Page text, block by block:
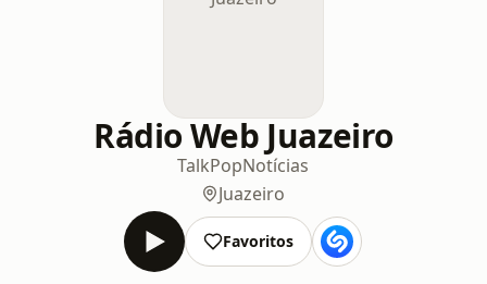
Rádio Web Juazeiro
TalkPopNotícias
Juazeiro
Favoritos